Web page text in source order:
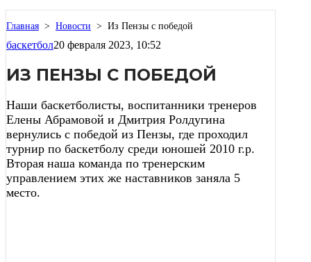
Главная > Новости > Из Пензы с победой
баскетбол20 февраля 2023, 10:52
ИЗ ПЕНЗЫ С ПОБЕДОЙ
Наши баскетболисты, воспитанники тренеров
Елены Абрамовой и Дмитрия Ролдугина
вернулись с победой из Пензы, где проходил
турнир по баскетболу среди юношей 2010 г.р.
Вторая наша команда по тренерским
управлением этих же наставников заняла 5
место.